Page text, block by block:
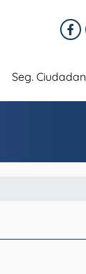
Seg.